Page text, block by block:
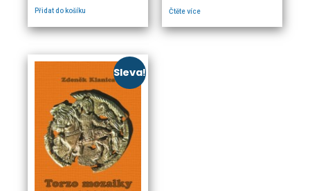
Přidat do košíku Čtěte více
Sleva!